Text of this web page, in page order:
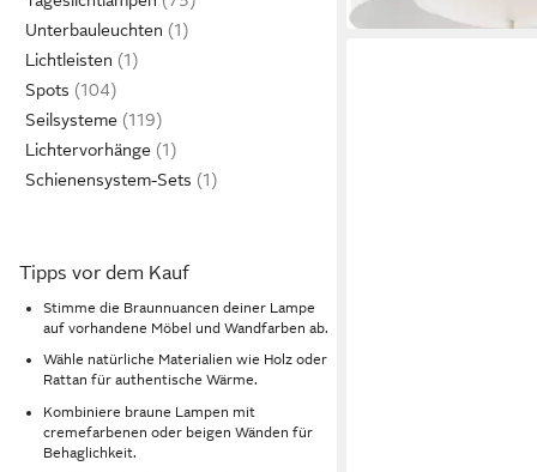
Unterbauleuchten
Lichtleisten
Spots
Seilsysteme
Lichtervorhänge
Schienensystem-Sets
Tipps vor dem Kauf
Stimme die Braunnuancen deiner Lampe
auf vorhandene Möbel und Wandfarben ab.
Wähle natürliche Materialien wie Holz oder
Rattan für authentische Wärme.
Kombiniere braune Lampen mit
cremefarbenen oder beigen Wänden für
Behaglichkeit.